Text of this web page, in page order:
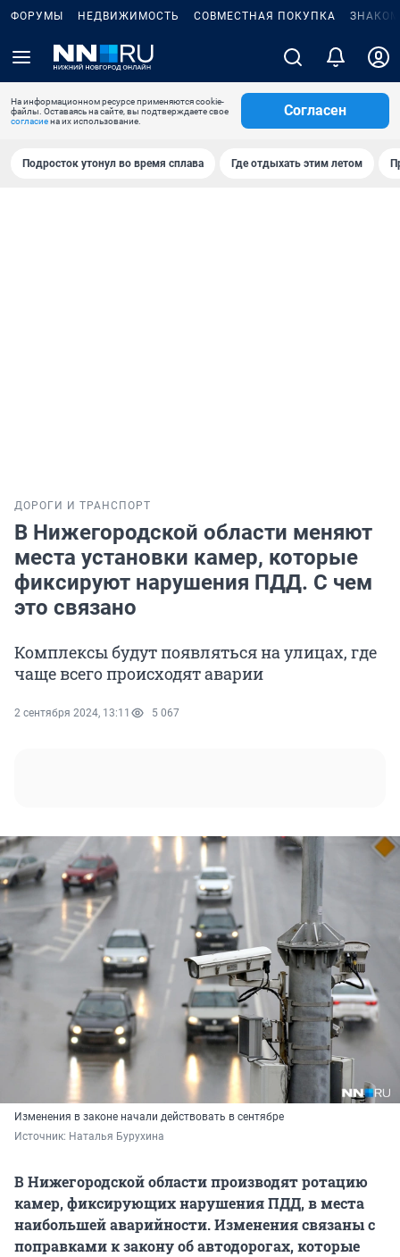
ФОРУМЫ НЕДВИЖИМОСТЬ СОВМЕСТНАЯ ПОКУПКА
На информационном ресурсе применяются cookie-
файлы. Оставаясь на сайте, вы подтверждаете свое
согласиена их использование.
Согласен
Подросток утонул во время сплава Где отдыхать этим летом
ДОРОГИ И ТРАНСПОРТ
В Нижегородской области меняют
места установки камер, которые
фиксируют нарушения ПДД. С чем
это связано
Комплексы будут появляться на улицах, где
чаще всего происходят аварии
2 сентября 2024, 13:11 5 067
Изменения в законе начали действовать в сентябре
Источник: Наталья Бурухина
В Нижегородской области производят ротацию
камер, фиксирующих нарушения ПДД, в места
наибольшей аварийности. Изменения связаны с
поправками к закону об автодорогах, которые